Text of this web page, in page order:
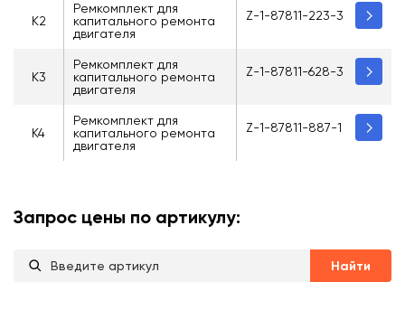
K2
Ремкомплект для
капитального ремонта
двигателя
Z-1-87811-223-3
K3
Ремкомплект для
капитального ремонта
двигателя
Z-1-87811-628-3
K4
Ремкомплект для
капитального ремонта
двигателя
Z-1-87811-887-1
Запрос цены по артикулу:
Найти